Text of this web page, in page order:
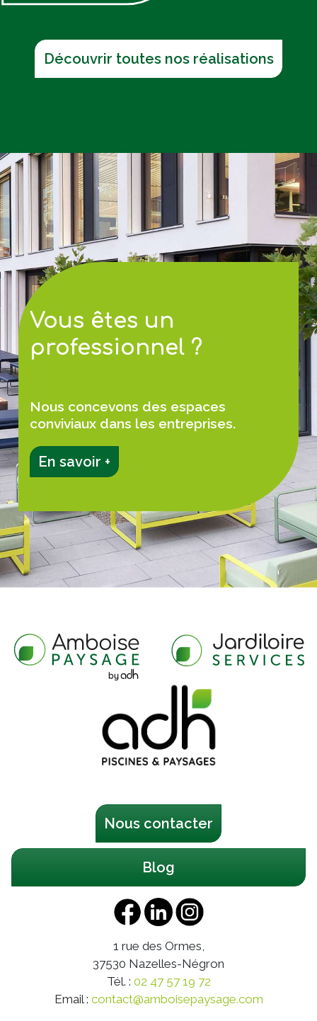
Découvrir toutes nos réalisations
Vous êtes un
professionnel ?
Nous concevons des espaces
conviviaux dans les entreprises.
En savoir +
Nous contacter
Blog
1 rue des Ormes,
37530 Nazelles-Négron
Tél. : 02 47 57 19 72
Email : contact@amboisepaysage.com